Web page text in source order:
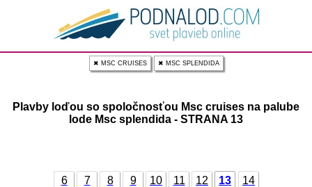
✖ MSC CRUISES ✖ MSC SPLENDIDA
Plavby loďou so spoločnosťou Msc cruises na palube
lode Msc splendida - STRANA 13
6 7 8 9 10 11 12 13 14